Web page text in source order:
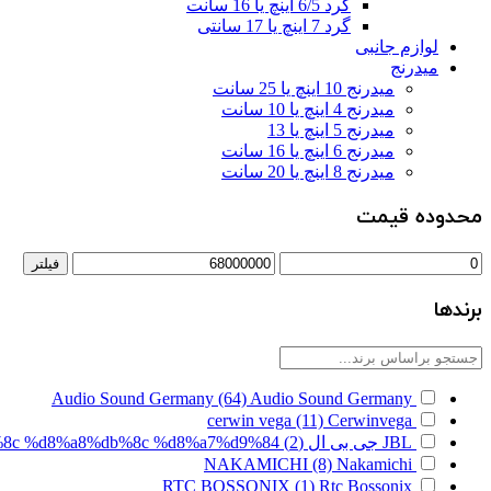
گرد 6/5 اینچ یا 16 سانت
گرد 7 اینچ یا 17 سانتی
لوازم جانبی
میدرنج
میدرنج 10 اینچ یا 25 سانت
میدرنج 4 اینچ یا 10 سانت
میدرنج 5 اینچ یا 13
میدرنج 6 اینچ یا 16 سانت
میدرنج 8 اینچ یا 20 سانت
محدوده قیمت
فیلتر
برندها
Audio Sound Germany (64) Audio Sound Germany
cerwin vega (11) Cerwinvega
JBL جی بی ال
(2)
%d8%a8%db%8c %d8%a7%d9%84
NAKAMICHI (8) Nakamichi
RTC BOSSONIX (1) Rtc Bossonix